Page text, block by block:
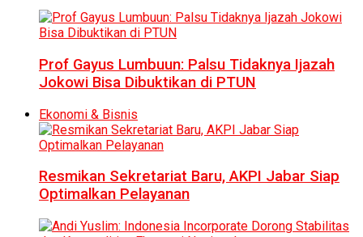
Prof Gayus Lumbuun: Palsu Tidaknya Ijazah
Jokowi Bisa Dibuktikan di PTUN
Ekonomi & Bisnis
Resmikan Sekretariat Baru, AKPI Jabar Siap
Optimalkan Pelayanan